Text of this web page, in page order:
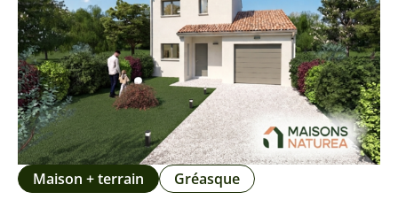
Prendre RDV
+33 4 42 55 70 10
Maison + terrain Gréasque